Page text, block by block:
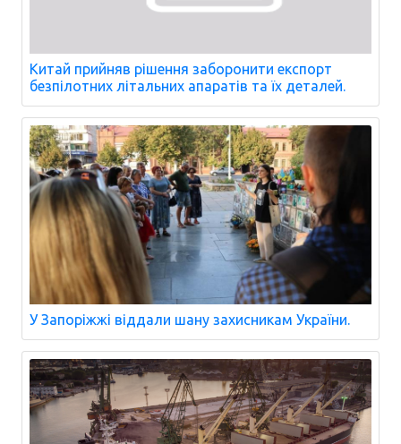
Китай прийняв рішення заборонити експорт
безпілотних літальних апаратів та їх деталей.
У Запоріжжі віддали шану захисникам України.